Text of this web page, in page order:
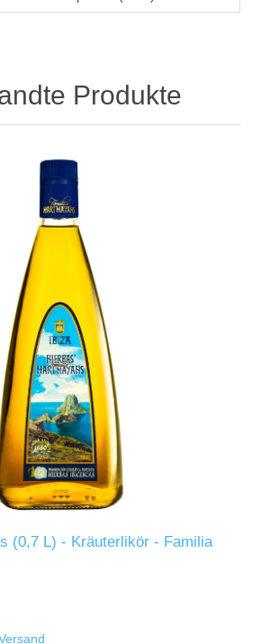
Produkte
(0,7 L) - Kräuterlikör - Familia